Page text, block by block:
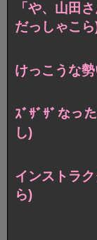
「や、山田
だっしゃこ
けっこうな
ｽﾞｻﾞｻﾞなっ
し)
インストラ
ら)